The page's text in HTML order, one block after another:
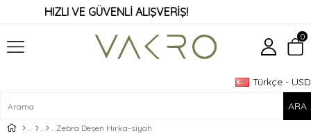
HIZLI VE GÜVENLİ ALIŞVERİŞ!
Türkçe - USD
0
Zebra Desen Hırka-siyah